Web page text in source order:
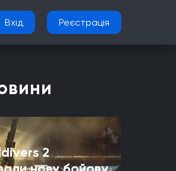
Вхід Реєстрація
2